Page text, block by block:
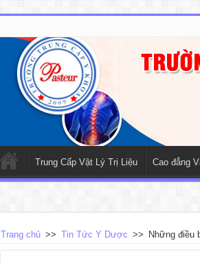
Trung Cấp Vật Lý Trị Liệu Cao đẳng
Trang chủ >> Tin Tức Y Dược >> Những điều